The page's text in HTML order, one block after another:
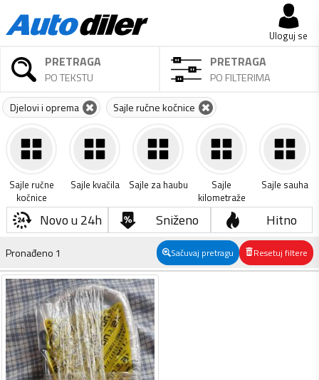
Uloguj se
PRETRAGA
PO TEKSTU
PRETRAGA
PO FILTERIMA
Djelovi i oprema Sajle ručne kočnice
Sajle ručne
kočnice
Sajle kvačila Sajle za haubu
Sajle
kilometraže
Sajle sauha
Novo u 24h Sniženo Hitno
Pronađeno 1 Sačuvaj pretragu Resetuj filtere